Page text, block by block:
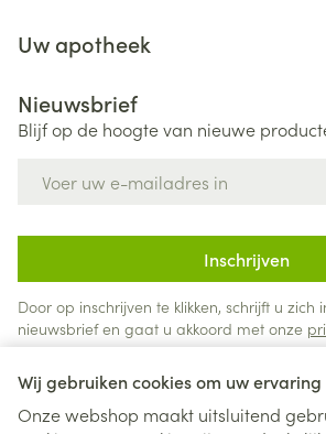
Wij gebruiken cookies om uw
Onze webshop maakt uitsluitend
Uw apotheek
Nieuwsbrief
Blijf op de hoogte van nieuwe
Inschrijven
Door op inschrijven te klikken, schrijft u zich
nieuwsbrief en gaat u akkoord met onze